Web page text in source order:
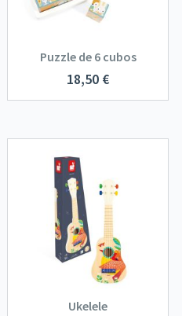
Puzzle de 6 cubos
18,50 €
Ukelele